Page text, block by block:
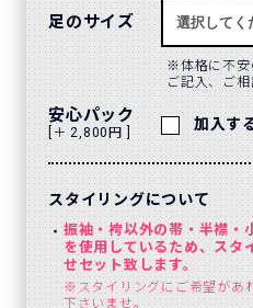
足のサイズ
体格に不
ご記入、ご
安心パック
[＋ 2,800円 ] 加入す
スタイリングについて
振袖・袴以外の帯・半襟・
を使用しているため、スタ
せセット致します。
※スタイリングにご希望があ
下さいませ。